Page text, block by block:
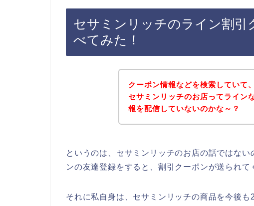
セサミンリッチのライン割引
べてみた！
クーポン情報などを検索していて
セサミンリッチのお店ってライン
報を配信していないのかな～？
というのは、セサミンリッチのお店の話ではな
ンの友達登録をすると、割引クーポンが送られて
それに私自身は、セサミンリッチの商品を今後